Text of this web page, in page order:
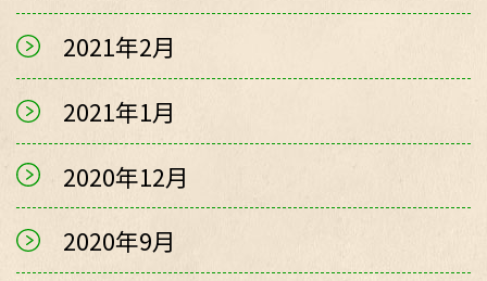
2021年2月
2021年1月
2020年12月
2020年9月